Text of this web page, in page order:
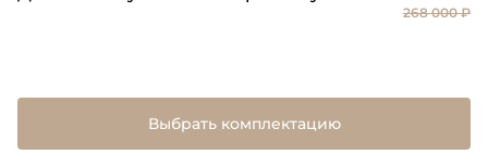
268 000 ₽
Выбрать комплектацию